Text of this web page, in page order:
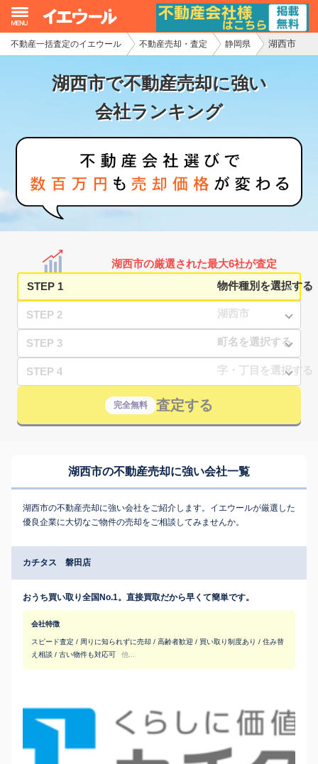
不動産一括査定のイエウール 不動産売却・査定 静岡県 湖西市
湖西市で不動産売却に強い
会社ランキング
湖西市の厳選された最大6社が査定
STEP 1
STEP 2
STEP 3
STEP 4
完全無料 査定する
湖西市の不動産売却に強い会社一覧
湖西市の不動産売却に強い会社をご紹介します。イエウールが厳選した
優良企業に大切なご物件の売却をご相談してみませんか。
カチタス 磐田店
おうち買い取り全国No.1。直接買取だから早くて簡単です。
会社特徴
スピード査定 / 周りに知られずに売却 / 高齢者歓迎 / 買い取り制度あり / 住み替
え相談 / 古い物件も対応可
他...
イエウール加盟希望の不動産会社様
初めての方へ
不動産の売却・一括査定
家査定シミュレーター
お問い合わせ